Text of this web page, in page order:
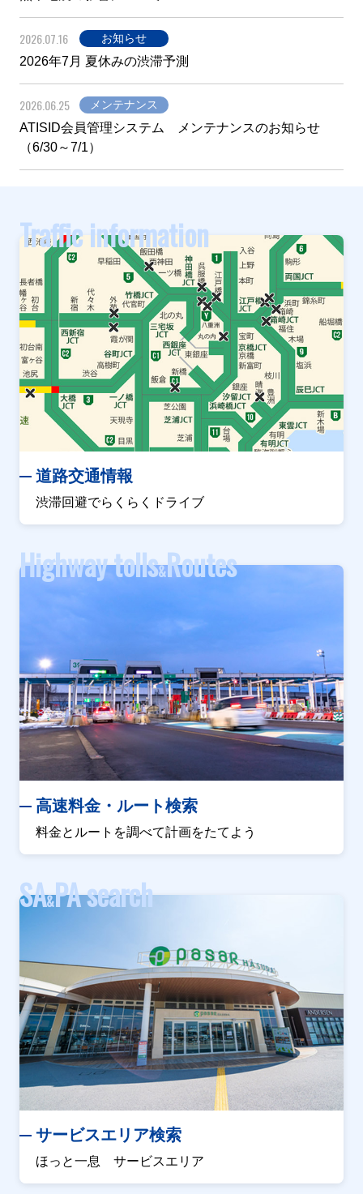
2026.07.16 お知らせ
2026年7月 夏休みの渋滞予測
2026.06.25 メンテナンス
ATISID会員管理システム メンテナンスのお知らせ
（6/30～7/1）
Traffic information
道路交通情報
渋滞回避でらくらくドライブ
Highway tolls&Routes
高速料金・ルート検索
料金とルートを調べて計画をたてよう
SA&PA search
サービスエリア検索
ほっと一息 サービスエリア